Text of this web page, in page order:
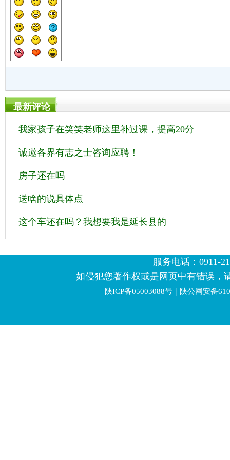
最新评论
我家孩子在笑笑老师这里补过课，提高20分
诚邀各界有志之士咨询应聘！
房子还在吗
送啥的说具体点
这个车还在吗？我想要我是延长县的
服务电话：0911-
如侵犯您著作权或是网页中有错误，
陕ICP备05003088号 | 陕公网安备